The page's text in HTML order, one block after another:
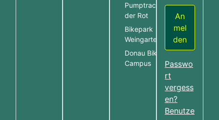
Pumptrack Rot an
der Rot
Bikepark
Weingarten
Donau Bike
Campus
An
mel
den
Passwo
rt
vergess
en?
Benutze